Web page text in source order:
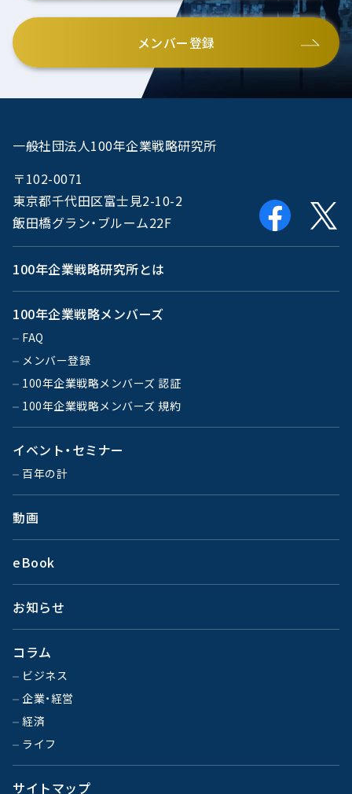
メンバー登録
一般社団法人100年企業戦略研究所
〒102-0071
東京都千代田区富士見2-10-2
飯田橋グラン・ブルーム22F
100年企業戦略研究所とは
100年企業戦略メンバーズ
FAQ
メンバー登録
100年企業戦略メンバーズ 認証
100年企業戦略メンバーズ 規約
イベント・セミナー
百年の計
動画
eBook
お知らせ
コラム
ビジネス
企業・経営
経済
ライフ
サイトマップ